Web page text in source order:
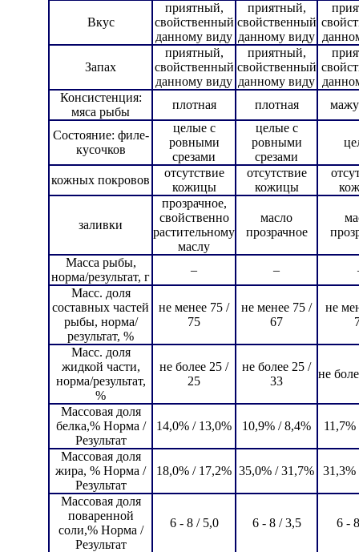
Вкус
приятный,
свойственный
данному виду
приятный,
свойственный
данному виду
Запах
приятный,
свойственный
данному виду
приятный,
свойственный
данному виду
Консистенция:
мяса рыбы
плотная плотная
Состояние: филе-
кусочков
целые с
ровными
срезами
целые с
ровными
срезами
кожных покровов
отсутствие
кожицы
отсутствие
кожицы
заливки
прозрачное,
свойственно
растительному
маслу
масло
прозрачное
Масса рыбы,
норма/результат, г
– –
Масс. доля
составных частей
рыбы, норма/
результат, %
не менее 75 /
75
не менее 75 /
67
не
Масс. доля
жидкой части,
норма/результат,
%
не более 25 /
25
не более 25 /
33
не
Массовая доля
белка,% Норма /
Результат
14,0% / 13,0% 10,9% / 8,4%
Массовая доля
жира, % Норма /
Результат
18,0% / 17,2% 35,0% / 31,7% 31,3%
Массовая доля
поваренной
соли,% Норма /
Результат
6 - 8 / 5,0 6 - 8 / 3,5 6 -